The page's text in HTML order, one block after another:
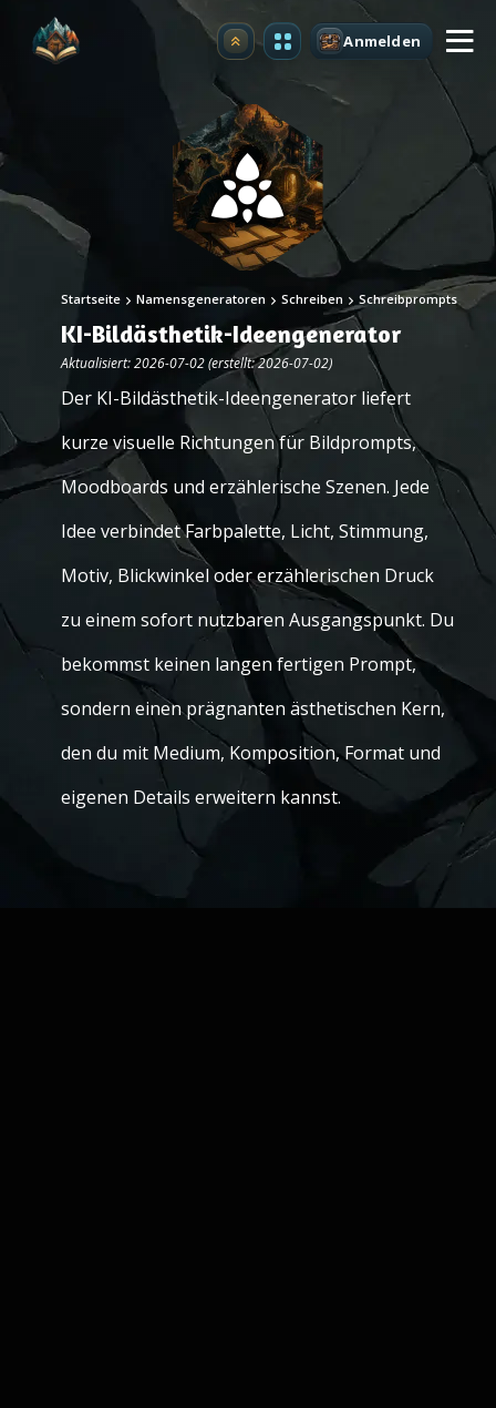
Upgrade Anmelden
Startseite Namensgeneratoren Schreiben Schreibprompts
KI-Bildästhetik-Ideengenerator
Aktualisiert: 2026-07-02 (erstellt: 2026-07-02)
Der KI-Bildästhetik-Ideengenerator liefert
kurze visuelle Richtungen für Bildprompts,
Moodboards und erzählerische Szenen. Jede
Idee verbindet Farbpalette, Licht, Stimmung,
Motiv, Blickwinkel oder erzählerischen Druck
zu einem sofort nutzbaren Ausgangspunkt. Du
bekommst keinen langen fertigen Prompt,
sondern einen prägnanten ästhetischen Kern,
den du mit Medium, Komposition, Format und
eigenen Details erweitern kannst.